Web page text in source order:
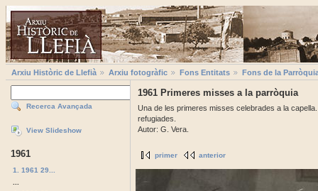
Arxiu Històric de Llefià Arxiu fotogràfic Fons Entitats Fons de la
Recerca Avançada
View Slideshow
1961
1. 1961 29...
1961 Primeres misses a la parròquia
Una de les primeres misses celebrades a la
refugiades.
Autor: G. Vera.
primer anterior